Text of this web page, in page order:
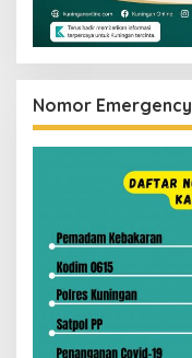
Nomor Emergency